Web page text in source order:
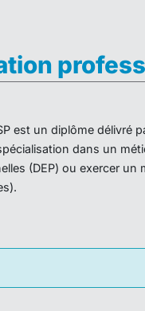
est un diplôme délivré
dans un
(DEP) ou exercer un